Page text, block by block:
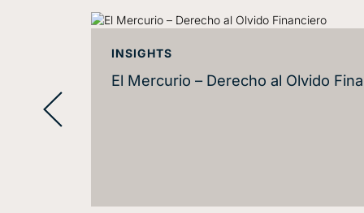
INSIGHTS
El Mercurio – Derecho al Olvido